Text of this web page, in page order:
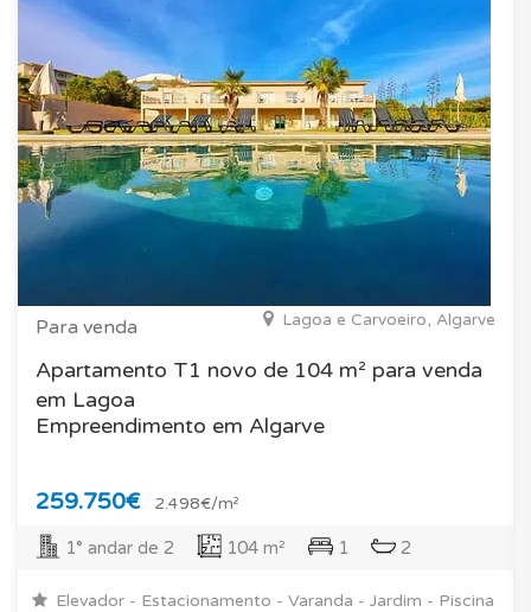
Para venda Lagoa e Carvoeiro, Algarve
Apartamento T1 novo de 104 m² para venda
em Lagoa
Empreendimento em Algarve
259.750€ 2.498€/m²
1° andar de 2 104 m² 1 2
Elevador - Estacionamento - Varanda - Jardim - Piscina